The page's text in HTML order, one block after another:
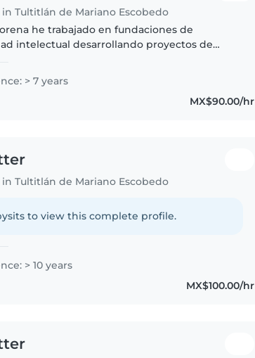
Tultitlán de Mariano Escobedo
he trabajado en fundaciones de
intelectual desarrollando proyectos de
que realicé..
> 7 years
MX$90.00/hr
Tultitlán de Mariano Escobedo
to view this complete profile.
> 10 years
MX$100.00/hr